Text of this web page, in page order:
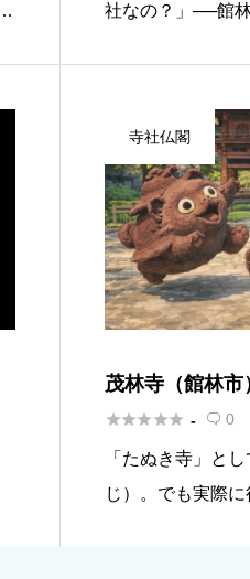
社なの？」──館
館林城（別名・
ま）のほとり。
寺社仏閣
茂林寺（館林市
き参道、里沼「
チャージ
 -  0
「たぬき寺」と
じ）。でも実際